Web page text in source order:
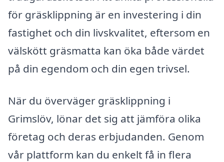
för gräsklippning är en investering i din
fastighet och din livskvalitet, eftersom en
välskött gräsmatta kan öka både värdet
på din egendom och din egen trivsel.
När du överväger gräsklippning i
Grimslöv, lönar det sig att jämföra olika
företag och deras erbjudanden. Genom
vår plattform kan du enkelt få in flera